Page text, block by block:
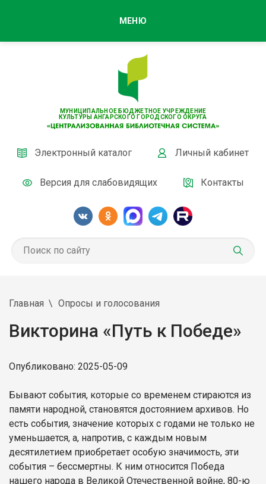
МУНИЦИПАЛЬНОЕ БЮДЖЕТНОЕ УЧРЕЖДЕНИЕ
КУЛЬТУРЫ АНГАРСКОГО ГОРОДСКОГО ОКРУГА
Электронный каталог Личный кабинет
Версия для слабовидящих Контакты
МЕНЮ
Главная Опросы и голосования
Викторина «Путь к Победе»
Опубликовано: 2025-05-09
Бывают события, которые со временем стираются из
памяти народной, становятся достоянием архивов. Но
есть события, значение которых с годами не только не
уменьшается, а, напротив, с каждым новым
десятилетием приобретает особую значимость, эти
события – бессмертны. К ним относится Победа
нашего народа в Великой Отечественной войне, 80-ю